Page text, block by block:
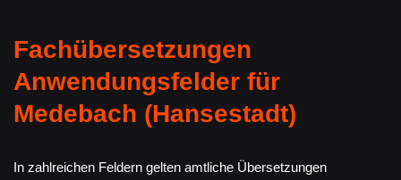
Fachübersetzungen
Anwendungsfelder für
Medebach (Hansestadt)
In zahlreichen Feldern gelten amtliche Übersetzungen